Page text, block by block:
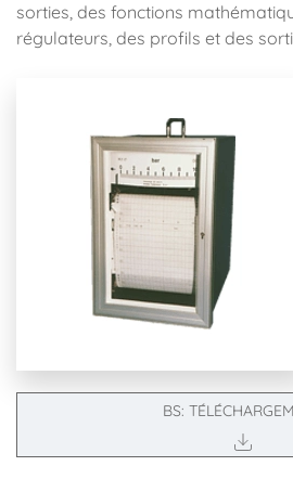
sorties, des fonctions
régulateurs, des profils et des
BS: